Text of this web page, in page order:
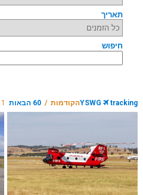
תאריך
חיפוש
הקודמות /60 הבאות YSWG tracking